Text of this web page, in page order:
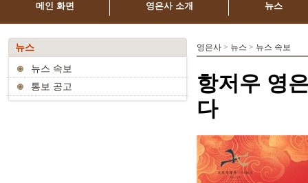
메인 화면 영은사 소개 뉴스
뉴스
뉴스 속보
통보 공고
영은사 > 뉴스 > 뉴스 속보
항저우 영
다